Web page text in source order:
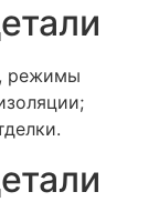
режимы